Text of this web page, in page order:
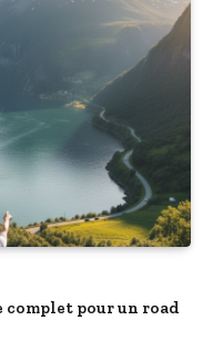
complet pour un road